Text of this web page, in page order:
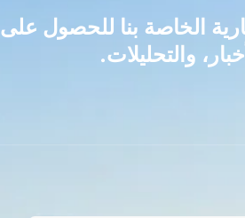
الخاصة بنا للحصول على
والتحليلات.